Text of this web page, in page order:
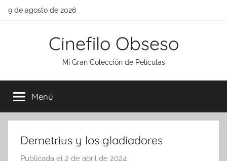
Saltar
9 de agosto de 2026
Cinefilo Obseso
Mi Gran Colección de Películas
Menú
Demetrius y los gladiadores
Publicada el 2 de abril de 2024